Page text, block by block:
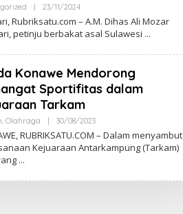
23/11/2024O
H
E
A
K
S
I
Rubriksatu.com – A.M. Dihas Ali Mozar
petinju berbakat asal Sulawesi
Konawe Mendorong
Sportifitas dalam
Tarkam
, Olahraga 30/08/2023O
H
D
RUBRIKSATU.COM – Dalam menyambut
Kejuaraan Antarkampung (Tarkam)